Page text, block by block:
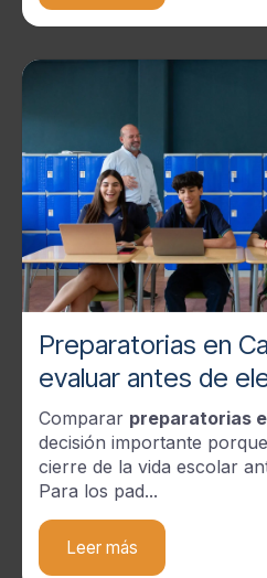
Preparatorias en
evaluar antes de
Comparar preparatorias
decisión importante
cierre de la vida escolar
Para los pad...
Leer más